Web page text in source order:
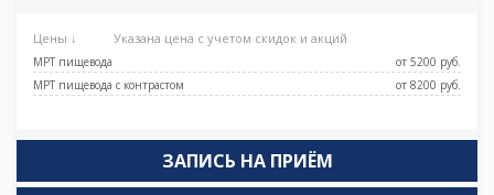
Цены ↓ Указана цена с учетом скидок и акций
МРТ пищевода
от 5200 pуб.
МРТ пищевода с контрастом
от 8200 pуб.
ЗАПИСЬ НА ПРИЁМ